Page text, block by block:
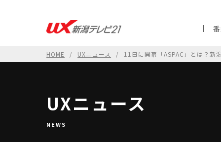
HOME UXニュース 11日に開幕「ASPAC」とは？新
UXニュース
NEWS